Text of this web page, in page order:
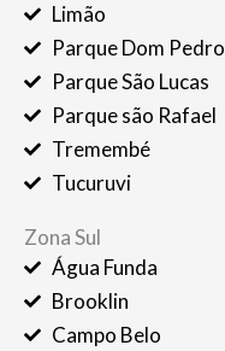
Limão
Parque Dom Pedro
Parque São Lucas
Parque são Rafael
Tremembé
Tucuruvi
Zona Sul
Água Funda
Brooklin
Campo Belo